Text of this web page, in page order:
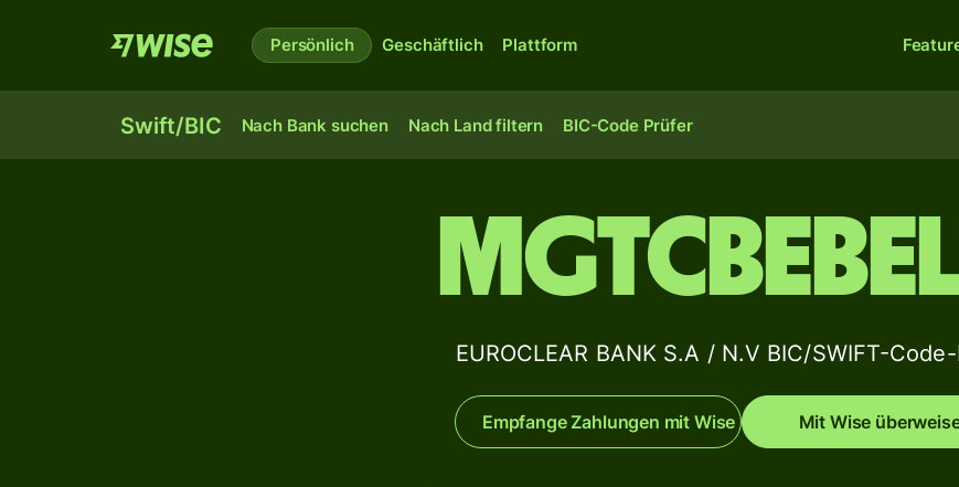
Persönlich Geschäftlich Plattform
Swift/BIC Nach Bank suchen Nach Land filtern BIC-Code Prüfer
EUROCLEAR BANK S.A / N.V BIC/SWIFT-
Empfange Zahlungen mit Wise Mit Wise